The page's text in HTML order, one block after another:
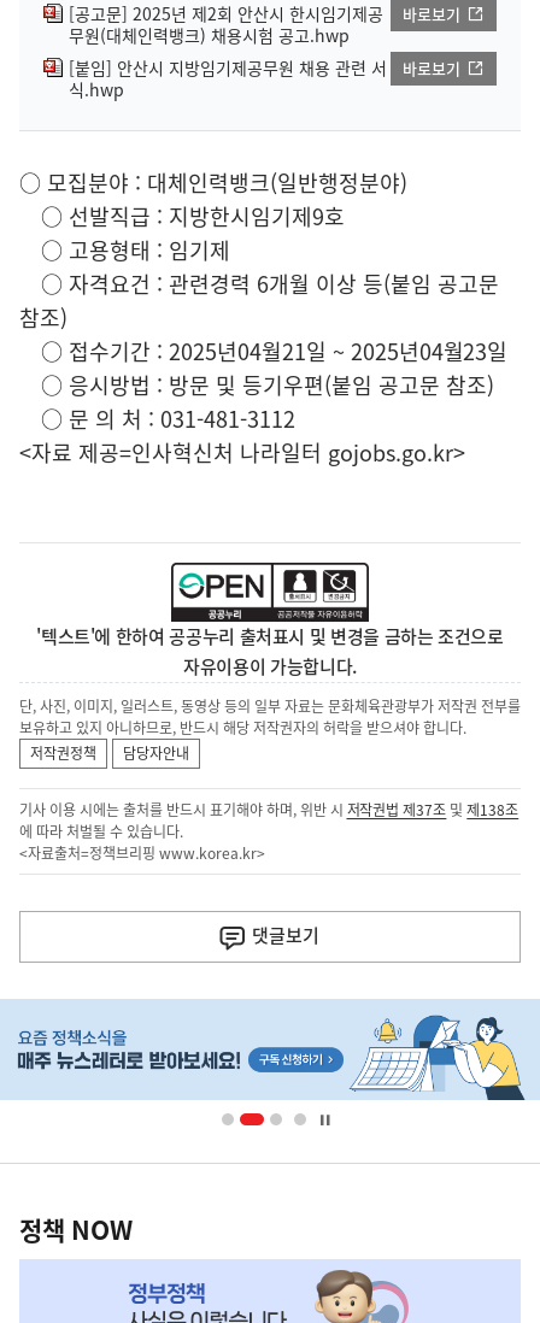
[공고문] 2025년 제2회 안산시 한시임기제공
무원(대체인력뱅크) 채용시험 공고.hwp
바로보기
[붙임] 안산시 지방임기제공무원 채용 관련 서
식.hwp
바로보기
○ 모집분야 : 대체인력뱅크(일반행정분야)
○ 선발직급 : 지방한시임기제9호
○ 고용형태 : 임기제
○ 자격요건 : 관련경력 6개월 이상 등(붙임 공고문
참조)
○ 접수기간 : 2025년04월21일 ~ 2025년04월23일
○ 응시방법 : 방문 및 등기우편(붙임 공고문 참조)
○ 문 의 처 : 031-481-3112
<자료 제공=인사혁신처 나라일터 gojobs.go.kr>
'텍스트'에 한하여 공공누리 출처표시 및 변경을 금하는 조건으로
자유이용이 가능합니다.
단, 사진, 이미지, 일러스트, 동영상 등의 일부 자료는 문화체육관광부가 저작권 전부를
보유하고 있지 아니하므로, 반드시 해당 저작권자의 허락을 받으셔야 합니다.
저작권정책
담당자안내
기사 이용 시에는 출처를 반드시 표기해야 하며, 위반 시 저작권법 제37조 및제138조
에 따라 처벌될 수 있습니다.
<자료출처=정책브리핑 www.korea.kr>
다
음
기
댓글보기
단
배
영
책
NOW,
정책 NOW